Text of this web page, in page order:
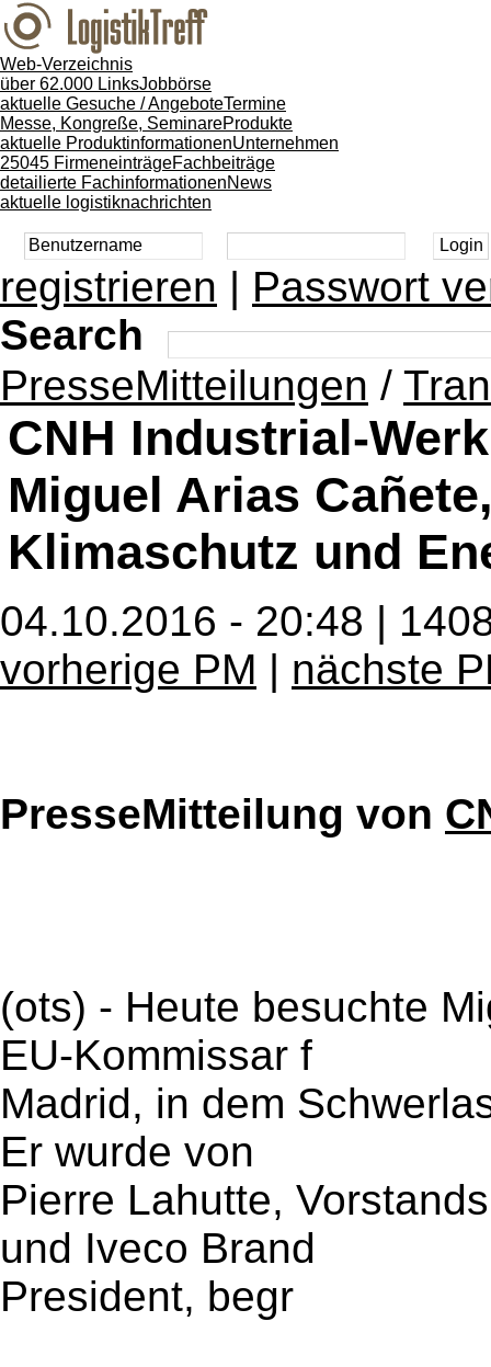
Web-Verzeichnis
über 62.000 LinksJobbörse
aktuelle Gesuche / AngeboteTermine
Messe, Kongreße, SeminareProdukte
aktuelle ProduktinformationenUnternehmen
25045 FirmeneinträgeFachbeiträge
detailierte FachinformationenNews
aktuelle logistiknachrichten
registrieren | Passwort
Search
PresseMitteilungen /
CNH Industrial-
Miguel Arias
Klimaschutz und
04.10.2016 - 20:48 |
vorherige PM | nächste
PresseMitteilung von
(ots) - Heute besuchte
EU-Kommissar f
Madrid, in dem
Er wurde von
Pierre Lahutte,
und Iveco Brand
President, begr